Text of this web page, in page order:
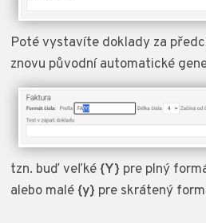
Poté vystavíte doklady za
znovu původní automatické
tzn. buď veľké {Y} pre plný
alebo malé {y} pre skrátený